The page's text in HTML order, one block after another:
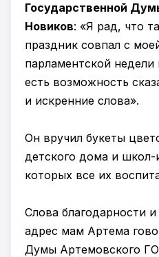
Государственной
Новиков: «Я рад, что
праздник совпал с
парламентской
есть возможность
и искренние слова».
Он вручил букеты
детского дома и школ-
которых все их
Слова благодарности
адрес мам Артема
Думы Артемовского ГО